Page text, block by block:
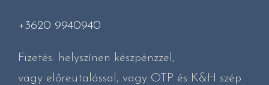
+3620 9940940
Fizetés: helyszínen készpénzzel,
vagy előreutalással, vagy OTP és K&H szép